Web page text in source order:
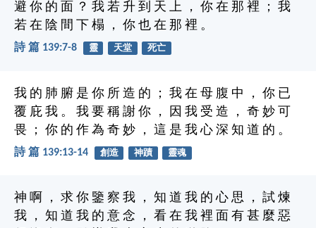
避 你 的 面 ？ 我 若 升 到 天 上 ， 你 在 那 裡 ； 我
若 在 陰 間 下 榻 ， 你 也 在 那 裡 。
詩 篇 139:7-8 靈 天堂 死亡
我 的 肺 腑 是 你 所 造 的 ； 我 在 母 腹 中 ， 你 已
覆 庇 我 。 我 要 稱 謝 你 ， 因 我 受 造 ， 奇 妙 可
畏 ； 你 的 作 為 奇 妙 ， 這 是 我 心 深 知 道 的 。
詩 篇 139:13-14 創造 神蹟 靈魂
神 啊 ， 求 你 鑒 察 我 ， 知 道 我 的 心 思 ， 試 煉
我 ， 知 道 我 的 意 念 ， 看 在 我 裡 面 有 甚 麼 惡